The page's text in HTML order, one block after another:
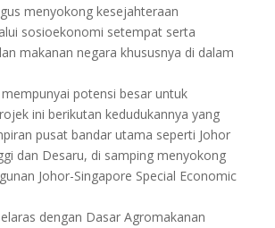
menyokong kesejahteraan
sosioekonomi setempat serta
makanan negara khususnya di dalam
mempunyai potensi besar untuk
ini berikutan kedudukannya yang
pusat bandar utama seperti Johor
dan Desaru, di samping menyokong
Johor-Singapore Special Economic
dengan Dasar Agromakanan